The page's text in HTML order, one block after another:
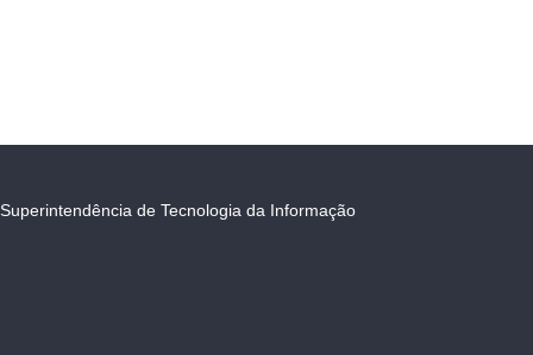
Superintendência de Tecnologia da Informação